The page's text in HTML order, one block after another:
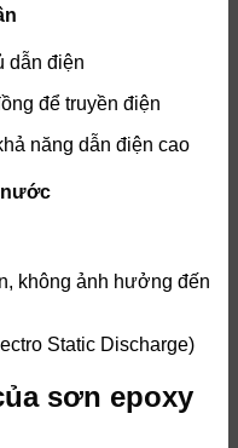
dẫn điện
để truyền điện
năng dẫn điện cao
nước
không ảnh hưởng đến
Static Discharge)
sơn epoxy